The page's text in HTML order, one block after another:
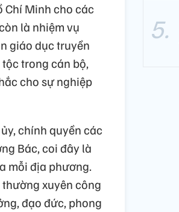
Chí Minh cho các
là nhiệm vụ
giáo dục truyền
trong cán bộ,
cho sự nghiệp
chính quyền các
Bác, coi đây là
mỗi địa phương.
xuyên công
đạo đức, phong